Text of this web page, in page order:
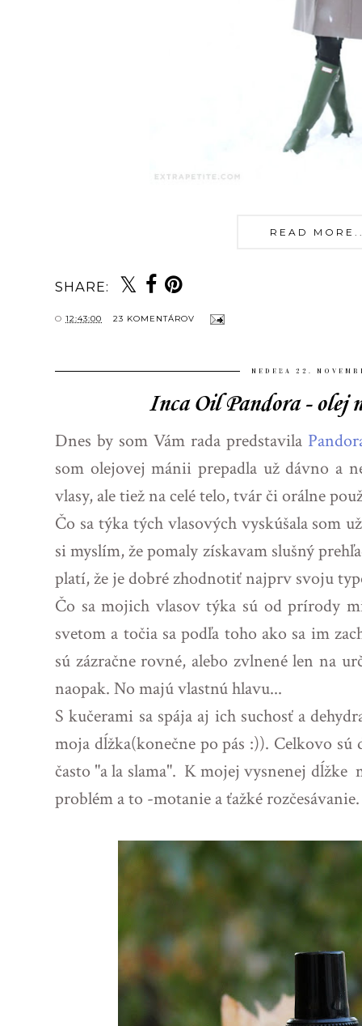
READ
SHARE:
O 12:43:00 23 KOMENTÁROV
NEDEĽA 22.
Inca Oil Pandora - olej
Dnes by som Vám rada predstavila
som olejovej mánii prepadla už dávno a
vlasy, ale tiež na celé telo, tvár či orálne
Čo sa týka tých vlasových vyskúšala som
si myslím, že pomaly získavam slušný
platí, že je dobré zhodnotiť najprv svoju
Čo sa mojich vlasov týka sú od prírody
svetom a točia sa podľa toho ako sa im
sú zázračne rovné, alebo zvlnené len na
naopak. No majú vlastnú hlavu...
S kučerami sa spája aj ich suchosť a
moja dĺžka(konečne po pás :)). Celkovo
často "a la slama". K mojej vysnenej dĺžke
problém a to -motanie a ťažké rozčesávanie.